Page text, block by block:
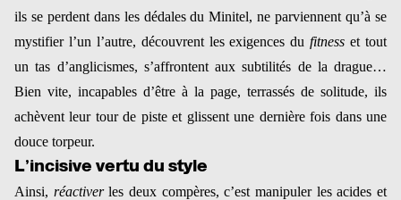
ils se perdent dans les dédales du Minitel, ne parviennent qu’à se
mystifier l’un l’autre, découvrent les exigences dufitness et tout
un tas d’anglicismes, s’affrontent aux subtilités de la drague…
Bien vite, incapables d’être à la page, terrassés de solitude, ils
achèvent leur tour de piste et glissent une dernière fois dans une
douce torpeur.
L’incisive vertu du style
Ainsi, réactiverles deux compères, c’est manipuler les acides et